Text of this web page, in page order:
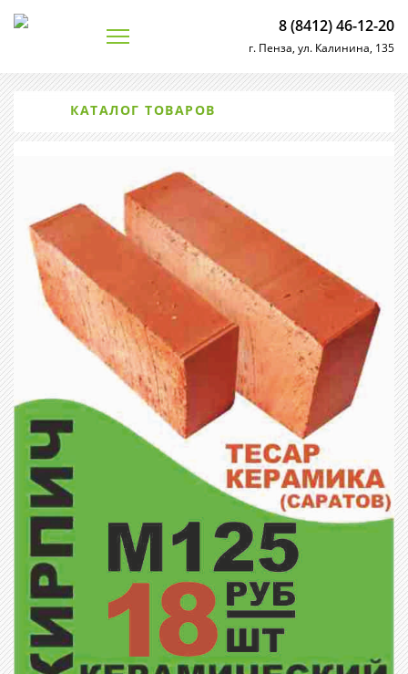
8 (8412) 46-12-20
г. Пенза, ул. Калинина, 135
КАТАЛОГ ТОВАРОВ